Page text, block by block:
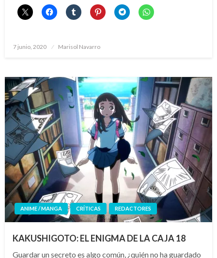
Publicado
7 junio, 2020 Marisol Navarro
ANIME / MANGA CRÍTICAS REDACTORES
KAKUSHIGOTO: EL ENIGMA DE LA CAJA 18
Guardar un secreto es algo común, ¿quién no ha guardado